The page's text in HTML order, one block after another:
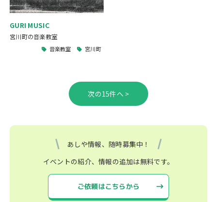
GURI MUSIC
宮川町の音楽教室
音楽教室 宮川町
>
あしや情報、随時募集中！
イベントの紹介、情報の追加は無料です。
ご依頼はこちらから